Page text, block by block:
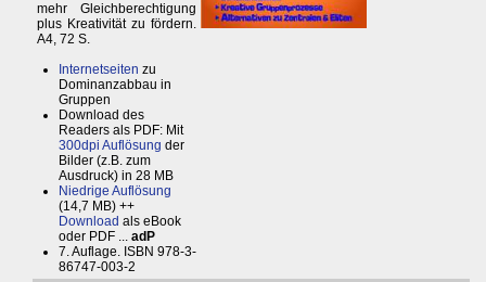
mehr Gleichberechtigung
plus Kreativität zu fördern.
A4, 72 S.
Internetseiten zu
Dominanzabbau in
Gruppen
Download des
Readers als PDF: Mit
300dpi Auflösung der
Bilder (z.B. zum
Ausdruck) in 28 MB
Niedrige Auflösung
(14,7 MB) ++
Download als eBook
oder PDF ... adP
7. Auflage. ISBN 978-3-
86747-003-2